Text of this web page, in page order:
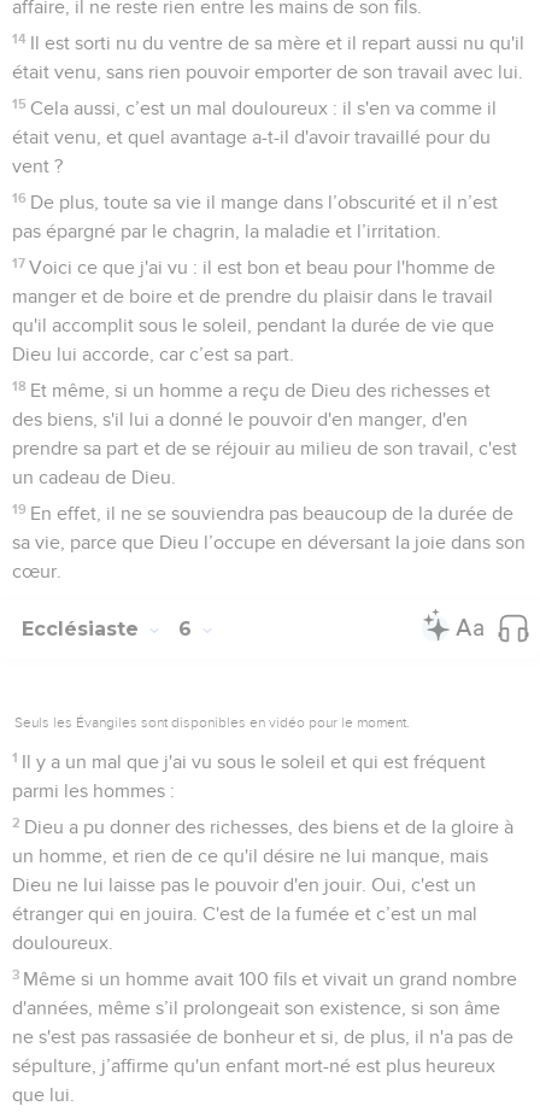
affaire, il ne reste rien entre les mains de son fils.
14 Il est sorti nu du ventre de sa mère et il repart aussi nu qu'il
était venu, sans rien pouvoir emporter de son travail avec lui.
15 Cela aussi, c’est un mal douloureux : il s'en va comme il
était venu, et quel avantage a-t-il d'avoir travaillé pour du
vent ?
16 De plus, toute sa vie il mange dans l’obscurité et il n’est
pas épargné par le chagrin, la maladie et l’irritation.
17 Voici ce que j'ai vu : il est bon et beau pour l'homme de
manger et de boire et de prendre du plaisir dans le travail
qu'il accomplit sous le soleil, pendant la durée de vie que
Dieu lui accorde, car c’est sa part.
18 Et même, si un homme a reçu de Dieu des richesses et
des biens, s'il lui a donné le pouvoir d'en manger, d'en
prendre sa part et de se réjouir au milieu de son travail, c'est
un cadeau de Dieu.
19 En effet, il ne se souviendra pas beaucoup de la durée de
sa vie, parce que Dieu l’occupe en déversant la joie dans son
cœur.
Ecclésiaste 6
Seuls les Évangiles sont disponibles en vidéo pour le moment.
1 Il y a un mal que j'ai vu sous le soleil et qui est fréquent
parmi les hommes :
2 Dieu a pu donner des richesses, des biens et de la gloire à
un homme, et rien de ce qu'il désire ne lui manque, mais
Dieu ne lui laisse pas le pouvoir d'en jouir. Oui, c'est un
étranger qui en jouira. C'est de la fumée et c’est un mal
douloureux.
3 Même si un homme avait 100 fils et vivait un grand nombre
d'années, même s’il prolongeait son existence, si son âme
ne s'est pas rassasiée de bonheur et si, de plus, il n'a pas de
sépulture, j’affirme qu'un enfant mort-né est plus heureux
que lui.